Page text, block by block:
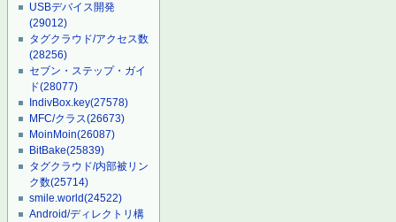
USBデバイス開発
(29012)
タグクラウド/アクセス数
(28256)
セブン・ステップ・ガイ
ド(28077)
IndivBox.key(27578)
MFC/クラス(26673)
MoinMoin(26087)
BitBake(25839)
タグクラウド/内部被リン
ク数(25714)
smile.world(24522)
Android/ディレクトリ構